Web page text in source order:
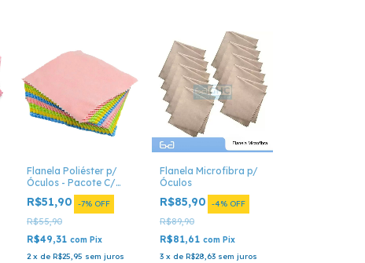
Flanela Poliéster p/
Óculos - Pacote C/
100 Unid.
R$51,90 -7% OFF
R$55,90
R$49,31 com Pix
2 x de R$25,95 sem juros
Flanela Microfibra p/
Óculos
R$85,90 -4% OFF
R$89,90
R$81,61 com Pix
3 x de R$28,63 sem juros